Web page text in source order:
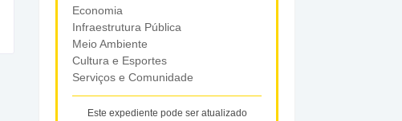
Economia
Infraestrutura Pública
Meio Ambiente
Cultura e Esportes
Serviços e Comunidade
Este expediente pode ser atualizado